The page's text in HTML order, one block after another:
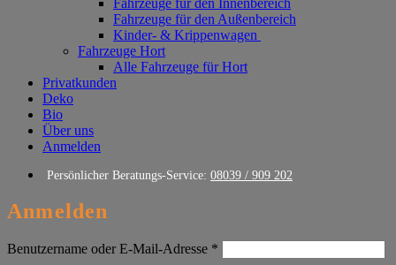
Fahrzeuge für den Innenbereich
Fahrzeuge für den Außenbereich
Kinder- & Krippenwagen
Fahrzeuge Hort
Alle Fahrzeuge für Hort
Privatkunden
Deko
Bio
Über uns
Anmelden
Persönlicher Beratungs-Service: 08039 / 909 202
Anmelden
Benutzername oder E-Mail-Adresse *